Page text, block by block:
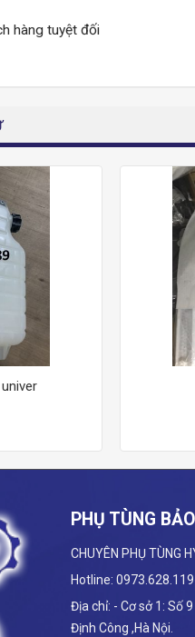
hàng tuyệt đối
PHỤ TÙNG
CHUYÊN PHỤ TÙNG
Hotline:
Địa chỉ: - Cơ sở 1: Số
Định Công ,Hà Nội.